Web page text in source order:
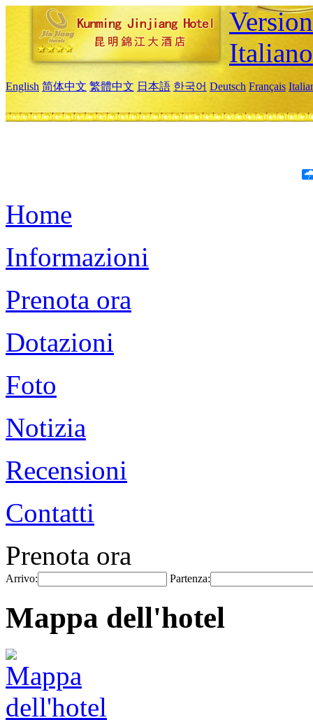
Italiano
English 简体中文 繁體中文 日本語 한국어 Deutsch Français
Home
Informazioni
Prenota ora
Dotazioni
Foto
Notizia
Recensioni
Contatti
Prenota ora
Arrivo: Partenza:
Mappa dell'hotel